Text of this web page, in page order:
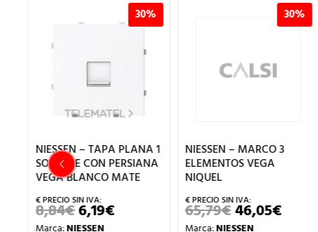
30%
NIESSEN – TAPA PLANA 1
SOPORTE CON PERSIANA
VEGA BLANCO MATE
8,84€EL
PRECIO
6,19€EL
PRECIO
Marca:NIESSEN
30%
NIESSEN – MARCO 3
ELEMENTOS VEGA
NIQUEL
65,79€EL
PRECIO
46,05€EL
PRECIO
Marca:NIESSEN